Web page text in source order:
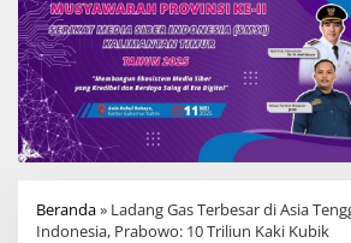
Beranda» Ladang Gas Terbesar di Asia
Indonesia, Prabowo: 10 Triliun Kaki Kubik